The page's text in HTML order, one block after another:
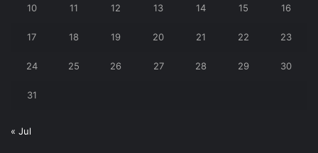
10 11 12 13 14 15 16
17 18 19 20 21 22 23
24 25 26 27 28 29 30
31
« Jul